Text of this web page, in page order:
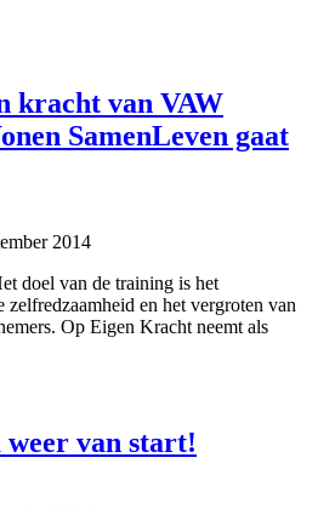
kracht van VAW
SamenLeven gaat
2014
doel van de training is het
en het vergroten van
Op Eigen Kracht neemt als
van start!